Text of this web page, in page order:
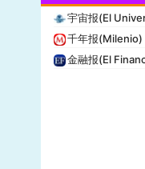
美联社(AP)
洛杉矶时报(Los
Insider
宇宙报(El
千年报(Milenio)
金融报(El